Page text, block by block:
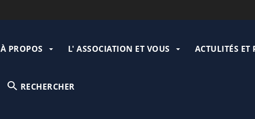
principale
À PROPOS L' ASSOCIATION ET VOUS ACTULITÉS
RECHERCHER